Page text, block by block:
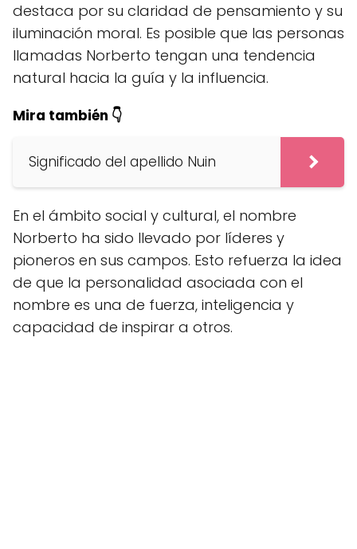
destaca por su claridad de pensamiento y su
iluminación moral. Es posible que las personas
llamadas Norberto tengan una tendencia
natural hacia la guía y la influencia.
Mira también 👇
Significado del apellido Nuin
En el ámbito social y cultural, el nombre
Norberto ha sido llevado por líderes y
pioneros en sus campos. Esto refuerza la idea
de que la personalidad asociada con el
nombre es una de fuerza, inteligencia y
capacidad de inspirar a otros.